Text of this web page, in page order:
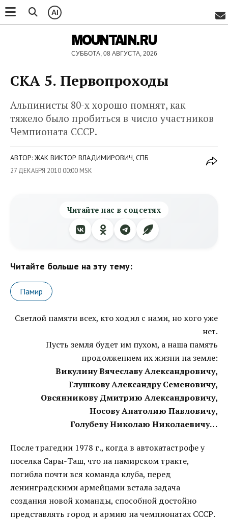
AI
MOUNTAIN.RU
СУББОТА, 08 АВГУСТА, 2026
СКА 5. Первопроходы
Альпинисты 80-х хорошо помнят, как
тяжело было пробиться в число участников
Чемпионата СССР.
АВТОР: ЖАК ВИКТОР ВЛАДИМИРОВИЧ, СПБ
27 ДЕКАБРЯ 2010 00:00 MSK
Читайте нас в соцсетях
Читайте больше на эту тему:
Памир
Светлой памяти всех, кто ходил с нами, но кого уже
нет.
Пусть земля будет им пухом, а наша память
продолжением их жизни на земле:
Викулину Вячеславу Александровичу,
Глушкову Александру Семеновичу,
Овсянникову Дмитрию Александровичу,
Носову Анатолию Павловичу,
Голубеву Николаю Николаевичу…
После трагедии 1978 г., когда в автокатастрофе у
поселка Сары-Таш, что на памирском тракте,
погибла почти вся команда клуба, перед
ленинградскими армейцами встала задача
создания новой команды, способной достойно
представлять город и армию на чемпионатах СССР.